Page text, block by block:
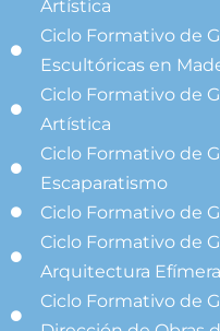
Artística
Ciclo Formativo de
Escultóricas en
Ciclo Formativo de
Artística
Ciclo Formativo de
Escaparatismo
Ciclo Formativo de
Ciclo Formativo de
Arquitectura Efímera
Ciclo Formativo de